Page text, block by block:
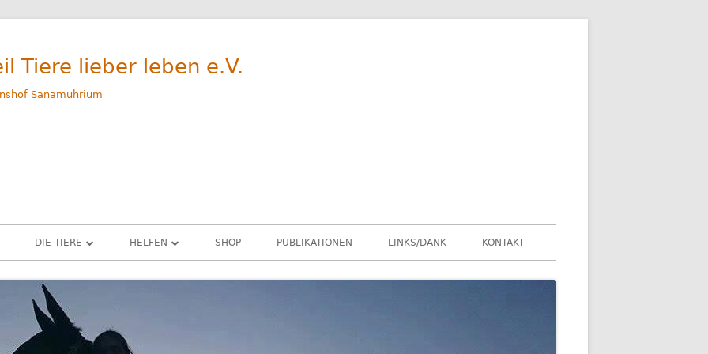
Tiere lieber leben e.V.
Sanamuhrium
DIE TIERE
RINDER
SCHWEINE
HELFEN SHOP PUBLIKATIONEN LINKS/DANK KONTAKT